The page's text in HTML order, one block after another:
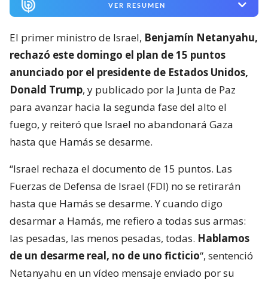
VER RESUMEN
El primer ministro de Israel, Benjamín Netanyahu,
rechazó este domingo el plan de 15 puntos
anunciado por el presidente de Estados Unidos,
Donald Trump, y publicado por la Junta de Paz
para avanzar hacia la segunda fase del alto el
fuego, y reiteró que Israel no abandonará Gaza
hasta que Hamás se desarme.
“Israel rechaza el documento de 15 puntos. Las
Fuerzas de Defensa de Israel (FDI) no se retirarán
hasta que Hamás se desarme. Y cuando digo
desarmar a Hamás, me refiero a todas sus armas:
las pesadas, las menos pesadas, todas. Hablamos
de un desarme real, no de uno ficticio“, sentenció
Netanyahu en un vídeo mensaje enviado por su